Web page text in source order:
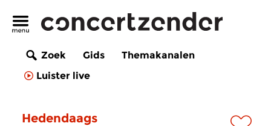
Zoek Gids
Themakanalen
Luister live
Hedendaags